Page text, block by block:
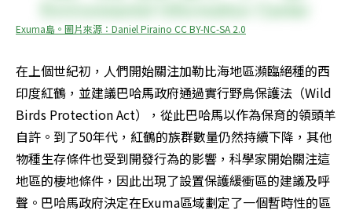
Exuma島。圖片來源：Daniel Piraino CC BY-NC-SA 2.0
在上個世紀初，人們開始關注加勒比海地區瀕臨絕種的西
印度紅鶴，並建議巴哈馬政府通過實行野鳥保護法（Wild
Birds Protection Act），從此巴哈馬以作為保育的領頭羊
自許。到了50年代，紅鶴的族群數量仍然持續下降，其他
物種生存條件也受到開發行為的影響，科學家開始關注這
地區的棲地條件，因此出現了設置保護緩衝區的建議及呼
聲。巴哈馬政府決定在Exuma區域劃定了一個暫時性的區